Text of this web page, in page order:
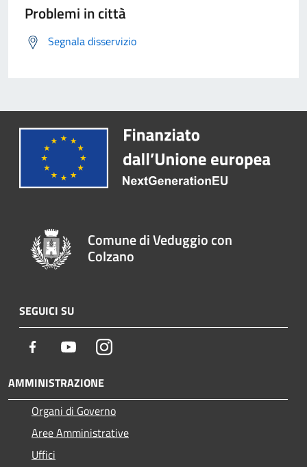
Problemi in città
Segnala disservizio
Comune di Veduggio con
Colzano
SEGUICI SU
Facebook YoutubeInstagram
AMMINISTRAZIONE
Organi di Governo
Aree Amministrative
Uffici